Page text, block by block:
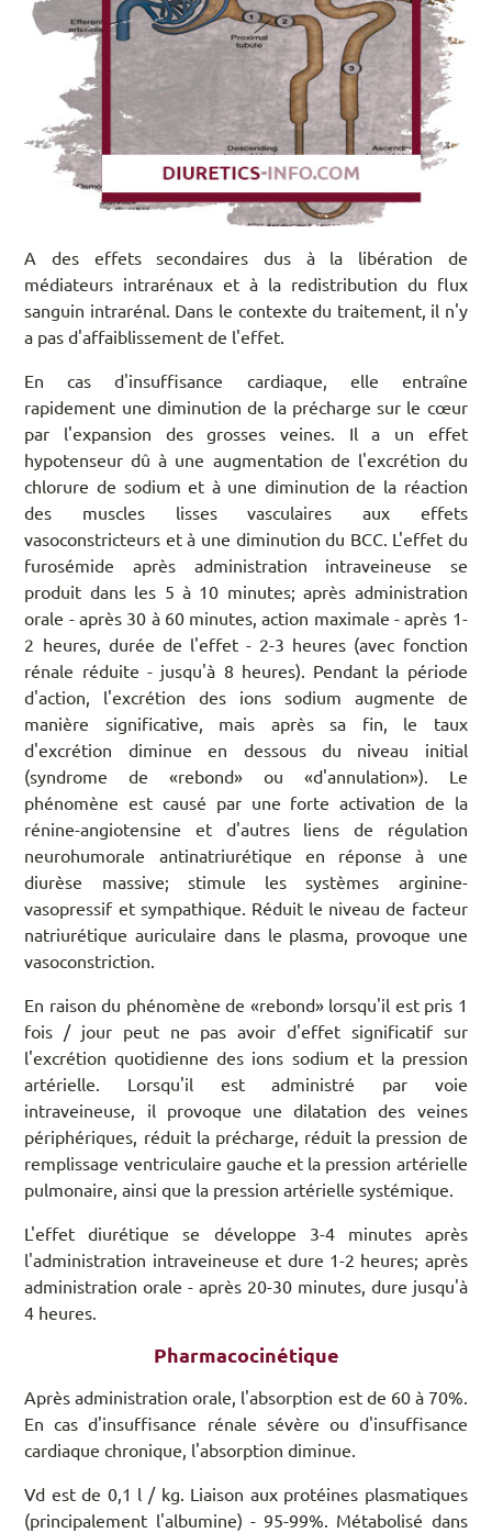
A des effets secondaires dus à la libération de
médiateurs intrarénaux et à la redistribution du flux
sanguin intrarénal. Dans le contexte du traitement, il n'y
a pas d'affaiblissement de l'effet.
En cas d'insuffisance cardiaque, elle entraîne
rapidement une diminution de la précharge sur le cœur
par l'expansion des grosses veines. Il a un effet
hypotenseur dû à une augmentation de l'excrétion du
chlorure de sodium et à une diminution de la réaction
des muscles lisses vasculaires aux effets
vasoconstricteurs et à une diminution du BCC. L'effet du
furosémide après administration intraveineuse se
produit dans les 5 à 10 minutes; après administration
orale - après 30 à 60 minutes, action maximale - après 1-
2 heures, durée de l'effet - 2-3 heures (avec fonction
rénale réduite - jusqu'à 8 heures). Pendant la période
d'action, l'excrétion des ions sodium augmente de
manière significative, mais après sa fin, le taux
d'excrétion diminue en dessous du niveau initial
(syndrome de «rebond» ou «d'annulation»). Le
phénomène est causé par une forte activation de la
rénine-angiotensine et d'autres liens de régulation
neurohumorale antinatriurétique en réponse à une
diurèse massive; stimule les systèmes arginine-
vasopressif et sympathique. Réduit le niveau de facteur
natriurétique auriculaire dans le plasma, provoque une
vasoconstriction.
En raison du phénomène de «rebond» lorsqu'il est pris 1
fois / jour peut ne pas avoir d'effet significatif sur
l'excrétion quotidienne des ions sodium et la pression
artérielle. Lorsqu'il est administré par voie
intraveineuse, il provoque une dilatation des veines
périphériques, réduit la précharge, réduit la pression de
remplissage ventriculaire gauche et la pression artérielle
pulmonaire, ainsi que la pression artérielle systémique.
L'effet diurétique se développe 3-4 minutes après
l'administration intraveineuse et dure 1-2 heures; après
administration orale - après 20-30 minutes, dure jusqu'à
4 heures.
Pharmacocinétique
Après administration orale, l'absorption est de 60 à 70%.
En cas d'insuffisance rénale sévère ou d'insuffisance
cardiaque chronique, l'absorption diminue.
Vd est de 0,1 l / kg. Liaison aux protéines plasmatiques
(principalement l'albumine) - 95-99%. Métabolisé dans